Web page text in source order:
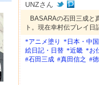
UNZさん
BASARAの石田三成と
ト。現在幸村伝プレイ日
*アニメ塗り *日本・中
絵日記・日替 *近畿 *お
#石田三成 #真田信之 #